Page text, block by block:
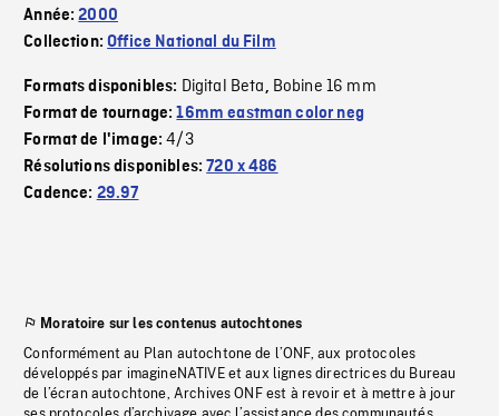
Année:2000
Collection:Office National du Film
Formats disponibles: Digital Beta, Bobine 16 mm
Format de tournage:16mm eastman color neg
Format de l'image:4/3
Résolutions disponibles:720 x 486
Cadence: 29.97
Moratoire sur les contenus autochtones
Conformément au Plan autochtone de l’ONF, aux protocoles
développés par imagineNATIVE et aux lignes directrices du Bureau
de l’écran autochtone, Archives ONF est à revoir et à mettre à jour